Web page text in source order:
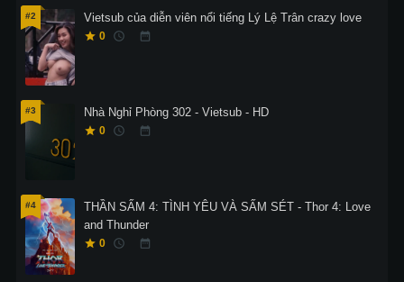
#2 Vietsub của diễn viên nổi tiếng Lý Lệ Trân crazy love
0
#3 Nhà Nghỉ Phòng 302 - Vietsub - HD
0
#4
THẦN SẤM 4: TÌNH YÊU VÀ SẤM SÉT - Thor 4: Love
and Thunder
0